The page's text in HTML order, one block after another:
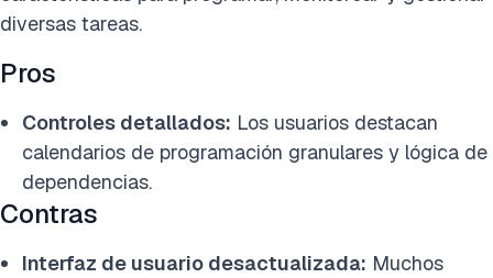
diversas tareas.
Pros
Controles detallados: Los usuarios destacan
calendarios de programación granulares y lógica de
dependencias.
Contras
Interfaz de usuario desactualizada: Muchos